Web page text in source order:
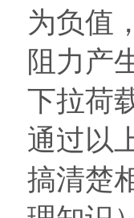
为负值
阻力产
下拉荷
通过以
搞清楚